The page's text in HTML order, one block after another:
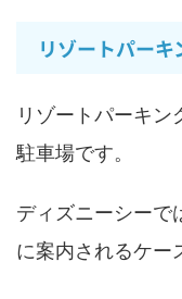
リゾートパーキ
リゾートパーキ
駐車場です。
ディズニーシーで
に案内されるケー